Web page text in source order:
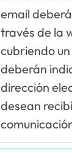
email
través de la
cubriendo
deberán
dirección
desean